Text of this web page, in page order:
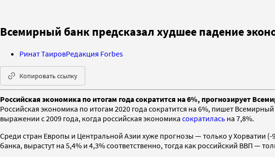
Всемирный банк предсказал худшее падение
Ринат ТаировРедакция Forbes
Копировать ссылку
Российская экономика по итогам года сократится на 6%, прогнозирует
Российская экономика по итогам 2020 года сократится на 6%, пишет
выражении с 2009 года, когда российская экономика сократилась на 7,8%.
Среди стран Европы и Центральной Азии хуже прогнозы — только у Хорватии
банка, вырастут на 5,4% и 4,3% соответственно, тогда как российский ВВП —